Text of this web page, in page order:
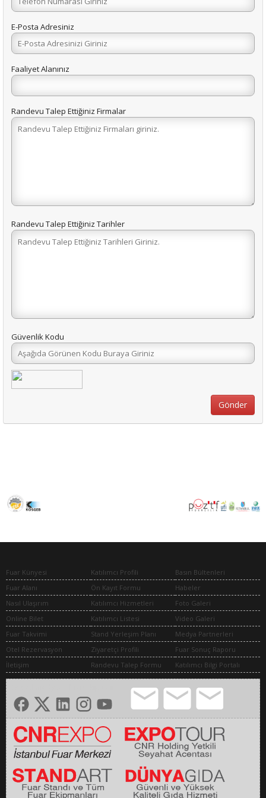
E-Posta Adresiniz
Faaliyet Alanınız
Randevu Talep Ettiğiniz Firmalar
Randevu Talep Ettiğiniz Tarihler
Güvenlik Kodu
Fuar Künyesi
Fuar Alanı
Nasıl Ulaşırım
Online Bilet
Fuar Takvimi
Otel Rezervasyon
İletişim
Katılımcı Profili
Ön Kayıt Formu
Katılımcı Hizmetleri
Katılımcı Listesi
Stand Yerleşim Planı
Ziyaretçi Profili
Randevu Talep Formu
Basın Bültenleri
Habeler
Foto Galeri
Video Galeri
Medya Partnerleri
Fuar Sonuç Raporu
Katılımcı Bilgi Portalı